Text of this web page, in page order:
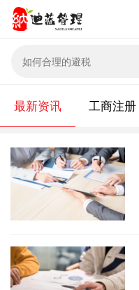
财税百科
最新资讯 工商注册